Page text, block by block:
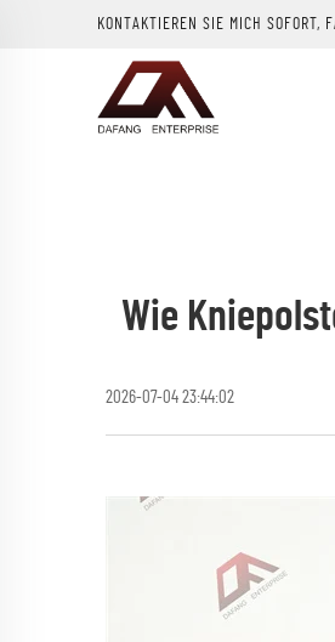
KONTAKTIEREN SIE MICH SOFORT,
Wie
2026-07-04 23:44:02